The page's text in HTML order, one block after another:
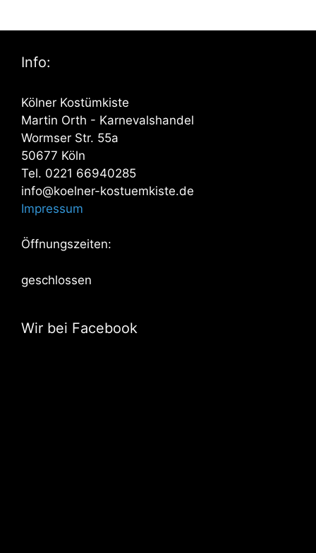
Info:
Kölner Kostümkiste
Martin Orth - Karnevalshandel
Wormser Str. 55a
50677 Köln
Tel. 0221 66940285
info@koelner-kostuemkiste.de
Impressum
Öffnungszeiten:
geschlossen
Wir bei Facebook